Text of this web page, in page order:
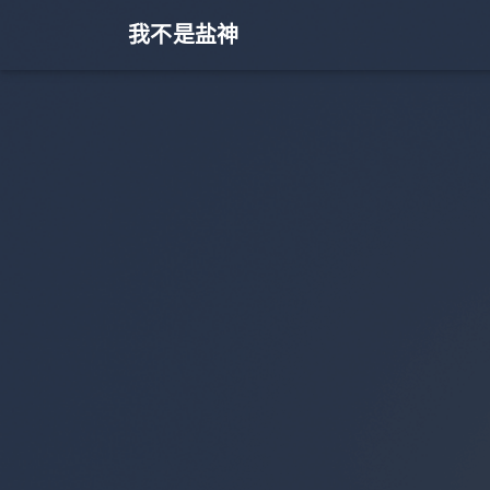
我不是盐神